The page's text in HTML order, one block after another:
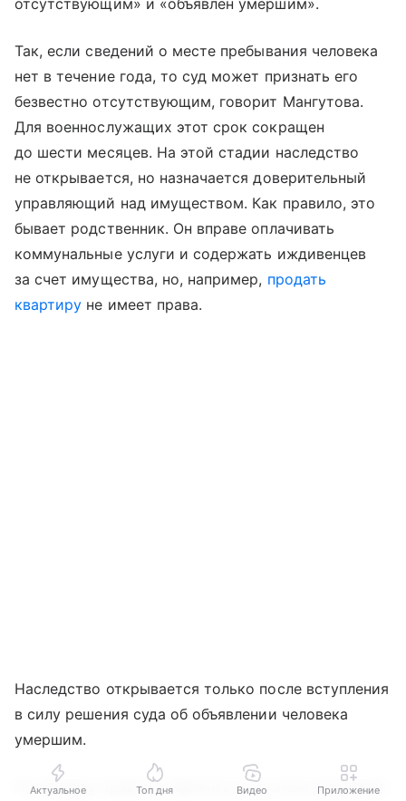
Так, если сведений о месте пребывания человека
нет в течение года, то суд может признать его
безвестно отсутствующим, говорит Мангутова.
Для военнослужащих этот срок сокращен
до шести месяцев. На этой стадии наследство
не открывается, но назначается доверительный
управляющий над имуществом. Как правило, это
бывает родственник. Он вправе оплачивать
коммунальные услуги и содержать иждивенцев
за счет имущества, но, например, продать
квартиру не имеет права.
Наследство открывается только после вступления
в силу решения суда об объявлении человека
умершим.
По общему правилу обратиться за этим решением
Актуальное Топ дня Видео Приложение